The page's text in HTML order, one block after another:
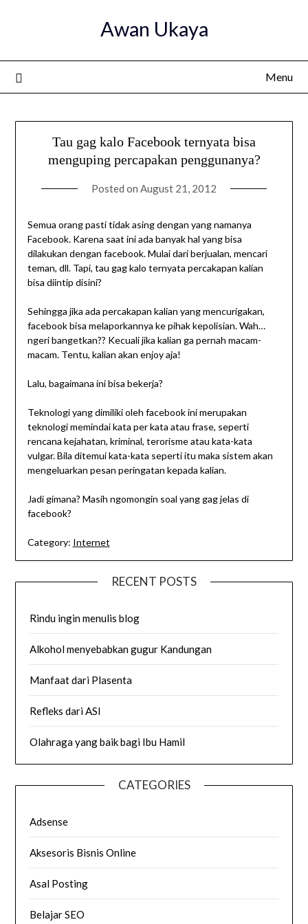
Awan Ukaya
Menu
Tau gag kalo Facebook ternyata bisa
menguping percapakan penggunanya?
Posted on August 21, 2012
Semua orang pasti tidak asing dengan yang namanya
Facebook. Karena saat ini ada banyak hal yang bisa
dilakukan dengan facebook. Mulai dari berjualan, mencari
teman, dll. Tapi, tau gag kalo ternyata percakapan kalian
bisa diintip disini?
Sehingga jika ada percakapan kalian yang mencurigakan,
facebook bisa melaporkannya ke pihak kepolisian. Wah…
ngeri bangetkan?? Kecuali jika kalian ga pernah macam-
macam. Tentu, kalian akan enjoy aja!
Lalu, bagaimana ini bisa bekerja?
Teknologi yang dimiliki oleh facebook ini merupakan
teknologi memindai kata per kata atau frase, seperti
rencana kejahatan, kriminal, terorisme atau kata-kata
vulgar. Bila ditemui kata-kata seperti itu maka sistem akan
mengeluarkan pesan peringatan kepada kalian.
Jadi gimana? Masih ngomongin soal yang gag jelas di
facebook?
Category: Internet
RECENT POSTS
Rindu ingin menulis blog
Alkohol menyebabkan gugur Kandungan
Manfaat dari Plasenta
Refleks dari ASI
Olahraga yang baik bagi Ibu Hamil
CATEGORIES
Adsense
Aksesoris Bisnis Online
Asal Posting
Belajar SEO